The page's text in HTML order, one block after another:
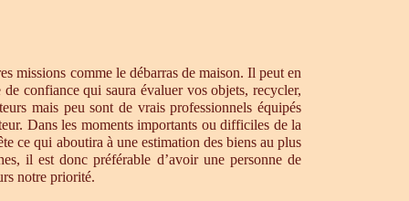
missions comme le débarras de maison. Il peut en
confiance qui saura évaluer vos objets, recycler,
mais peu sont de vrais professionnels équipés
Dans les moments importants ou difficiles de la
ce qui aboutira à une estimation des biens au plus
il est donc préférable d’avoir une personne de
notre priorité.